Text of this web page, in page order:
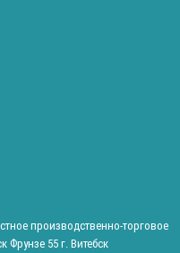
производственно-торговое
Фрунзе 55 г. Витебск